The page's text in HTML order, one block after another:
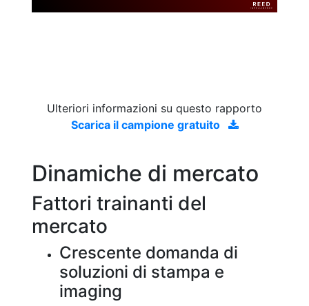
Ulteriori informazioni su questo rapporto
Scarica il campione gratuito
Dinamiche di mercato
Fattori trainanti del
mercato
Crescente domanda di
soluzioni di stampa e
imaging